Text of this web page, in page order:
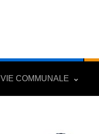
VIE COMMUNALE